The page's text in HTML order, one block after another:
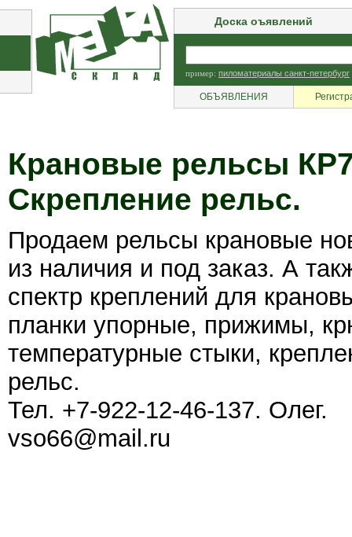
Доска оъявлений
пример: пиломатериалы санкт-петербург
ОБЪЯВЛЕНИЯ
Крановые рельсы
Скрепление рельс.
Продаем рельсы крановые
из наличия и под заказ. А
спектр креплений для
планки упорные, прижимы,
температурные стыки,
рельс.
Тел. +7-922-12-46-137. Олег.
vso66@mail.ru